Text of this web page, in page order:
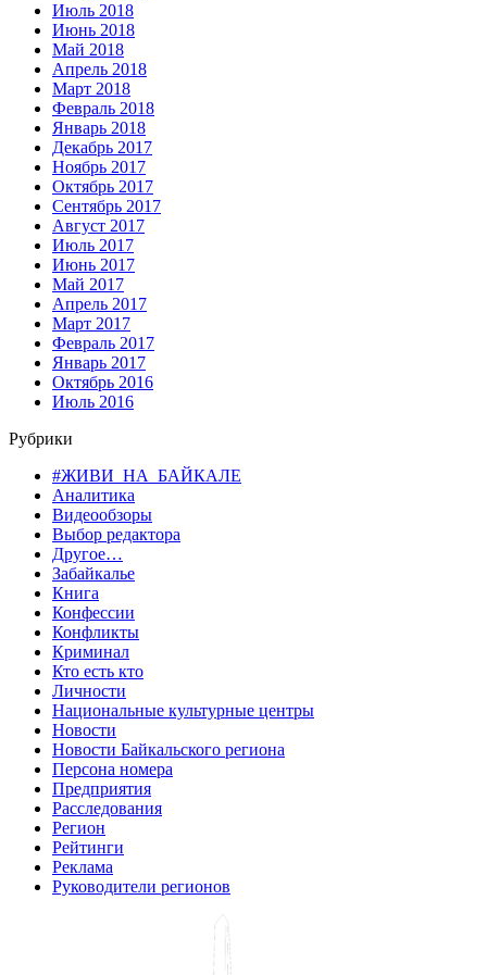
Июль 2018
Июнь 2018
Май 2018
Апрель 2018
Март 2018
Февраль 2018
Январь 2018
Декабрь 2017
Ноябрь 2017
Октябрь 2017
Сентябрь 2017
Август 2017
Июль 2017
Июнь 2017
Май 2017
Апрель 2017
Март 2017
Февраль 2017
Январь 2017
Октябрь 2016
Июль 2016
Рубрики
#ЖИВИ_НА_БАЙКАЛЕ
Аналитика
Видеообзоры
Выбор редактора
Другое…
Забайкалье
Книга
Конфессии
Конфликты
Криминал
Кто есть кто
Личности
Национальные культурные центры
Новости
Новости Байкальского региона
Персона номера
Предприятия
Расследования
Регион
Рейтинги
Реклама
Руководители регионов